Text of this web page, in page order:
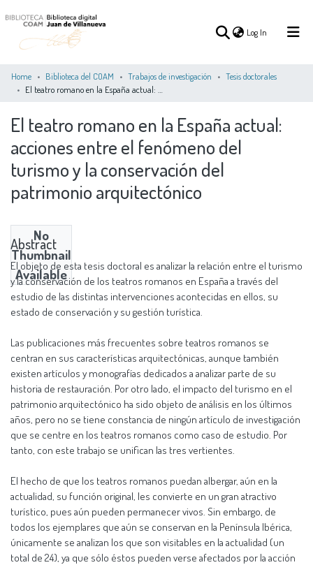
Log In (current)
COMMUNITIES
&
COLLECTIONS
ALL OF DSPACE
STATISTICS
Home Biblioteca del COAM Trabajos de investigación
Tesis doctorales
El teatro romano en la España actual:
acciones entre el fenómeno del
turismo y la conservación del
patrimonio arquitectónico
No
Thumbnail
Available
Abstract
El objeto de esta tesis doctoral es analizar la relación entre el turismo
y la conservación de los teatros romanos en España a través del
estudio de las distintas intervenciones acontecidas en ellos, su
estado de conservación y su gestión turística.
Las publicaciones más frecuentes sobre teatros romanos se
centran en sus características arquitectónicas, aunque también
existen artículos y monografías dedicados a analizar parte de su
historia de restauración. Por otro lado, el impacto del turismo en el
patrimonio arquitectónico ha sido objeto de análisis en los últimos
años, pero no se tiene constancia de ningún artículo de investigación
que se centre en los teatros romanos como caso de estudio. Por
tanto, con este trabajo se unifican las tres vertientes.
El hecho de que los teatros romanos puedan albergar, aún en la
actualidad, su función original, les convierte en un gran atractivo
turístico, pues aún pueden permanecer vivos. Sin embargo, de
todos los ejemplares que aún se conservan en la Península Ibérica,
únicamente se analizan los que son visitables en la actualidad (un
total de 24), ya que sólo éstos pueden verse afectados por la acción